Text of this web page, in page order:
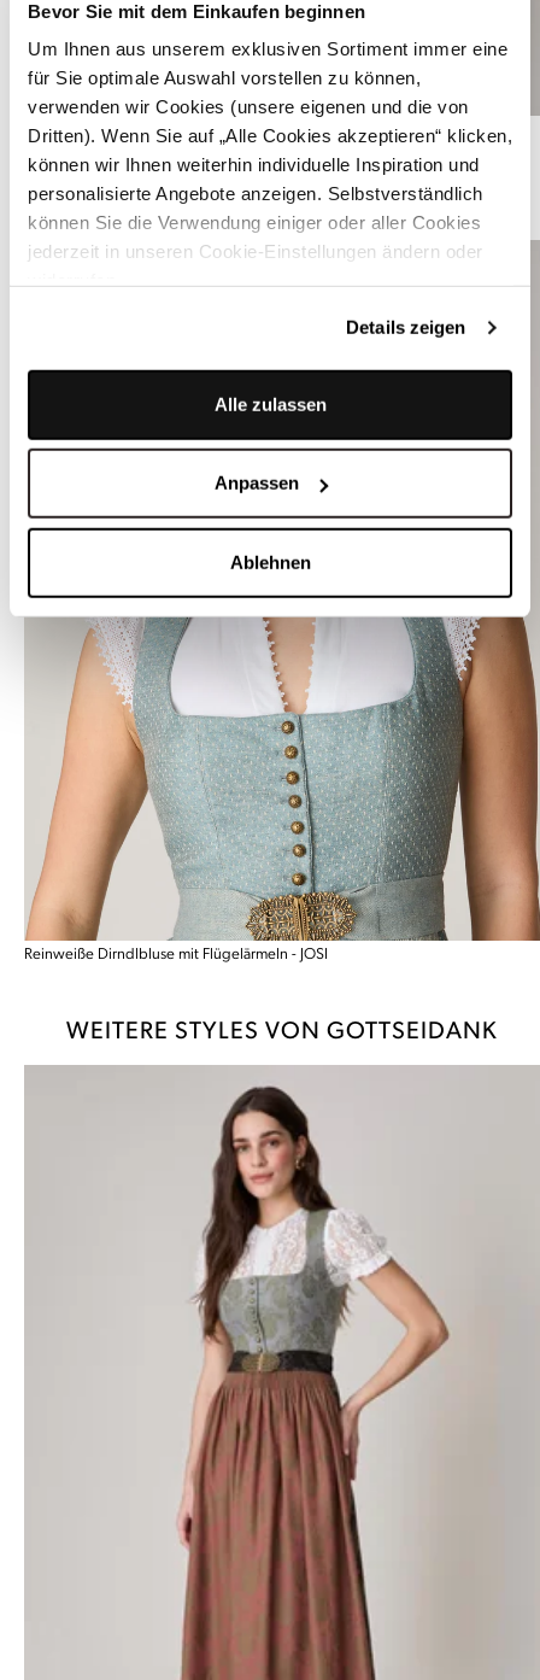
Bevor Sie mit dem Einkaufen beginnen
Um Ihnen aus unserem exklusiven Sortiment immer eine
für Sie optimale Auswahl vorstellen zu können,
verwenden wir Cookies (unsere eigenen und die von
Dritten). Wenn Sie auf „Alle Cookies akzeptieren“ klicken,
können wir Ihnen weiterhin individuelle Inspiration und
personalisierte Angebote anzeigen. Selbstverständlich
können Sie die Verwendung einiger oder aller Cookies
jederzeit in unseren Cookie-Einstellungen ändern oder
Details zeigen
Alle zulassen
Anpassen
Ablehnen
Dirndl in Grau mit floralem Muster - MONIKA MOSS GREY
WEITERE DIRNDLBLUSEN
Reinweiße Dirndlbluse mit Flügelärmeln - JOSI
WEITERE STYLES VON GOTTSEIDANK